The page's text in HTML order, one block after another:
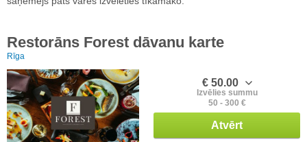
Restorāns Forest dāvanu karte
Rīga
€ 50.00
Izvēlies summu
50 - 300 €
Atvērt